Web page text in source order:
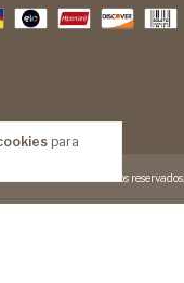
para
2026. Todos os direitos reservados.